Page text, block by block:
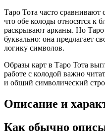
Таро Тота часто сравнивают
что обе колоды относятся к
раскрывают арканы. Но Таро
буквально: она предлагает
логику символов.
Образы карт в Таро Тота
работе с колодой важно
и общий символический
Описание и
Как обычно